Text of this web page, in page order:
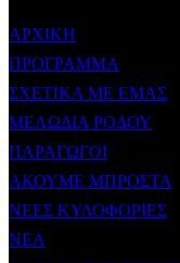
ΑΡΧΙΚΗ
ΠΡΟΓΡΑΜΜΑ
ΣΧΕΤΙΚΑ ΜΕ ΕΜΑΣ
ΜΕΛΩΔΙΑ ΡΟΔΟΥ
ΠΑΡΑΓΩΓΟΙ
ΑΚΟΥΜΕ ΜΠΡΟΣΤΑ
ΝΕΕΣ ΚΥΛΟΦΟΡΙΕΣ
ΝΕΑ